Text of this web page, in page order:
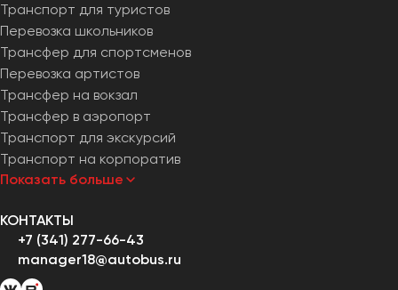
Транспорт для туристов
Перевозка школьников
Трансфер для спортсменов
Перевозка артистов
Трансфер на вокзал
Трансфер в аэропорт
Транспорт для экскурсий
Транспорт на корпоратив
Показать больше
КОНТАКТЫ
+7 (341) 277-66-43
manager18@autobus.ru